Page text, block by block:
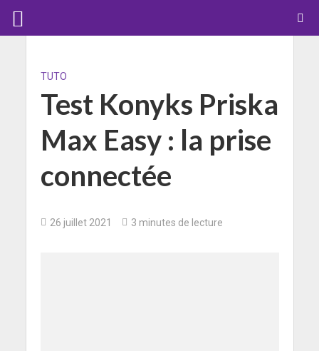
TUTO
Test Konyks Priska
Max Easy : la prise
connectée
26 juillet 2021 3 minutes de lecture